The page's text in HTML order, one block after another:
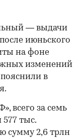
— выдачи
июньского
на фоне
изменений
в
всего за семь
тыс.
сумму 2,6 трлн